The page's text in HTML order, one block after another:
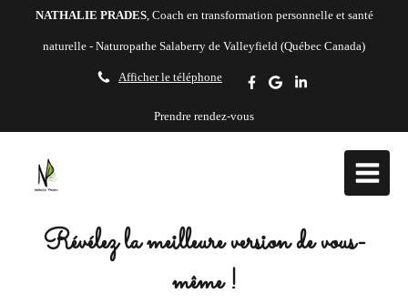
NATHALIE PRADES, Coach en transformation personnelle et santé
naturelle - Naturopathe Salaberry de Valleyfield (Québec Canada)
Afficher le téléphone
Prendre rendez-vous
Révélez la meilleure version de vous-
même !